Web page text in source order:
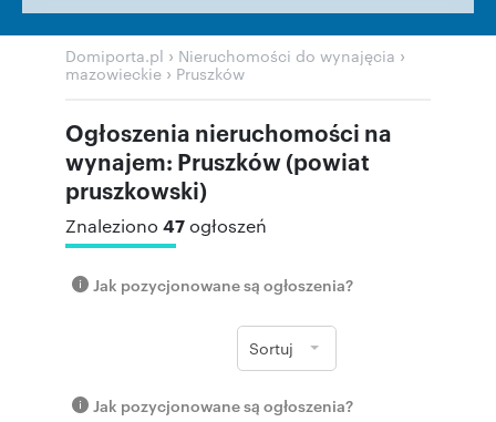
Domiporta.pl › Nieruchomości do wynajęcia ›
mazowieckie › Pruszków
Ogłoszenia nieruchomości na
wynajem: Pruszków (powiat
pruszkowski)
Znaleziono 47ogłoszeń
Jak pozycjonowane są ogłoszenia?
Sortuj
Jak pozycjonowane są ogłoszenia?